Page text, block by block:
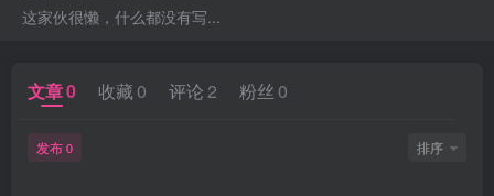
这家伙很懒，什么都没有写...
文章0 收藏 0 评论 2 粉丝 0
发布 0 排序